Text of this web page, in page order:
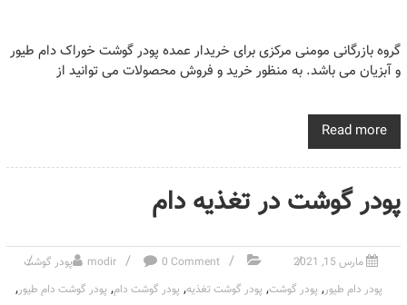
گروه بازرگانی مومنی مرکزی برای خریدار عمده پودر گوشت خوراک دام طیور
و آبزیان می باشد. به منظور خرید و فروش محصولات می توانید از
Read more
پودر گوشت در تغذیه دام
مارس 15, 2021 modir 0 Comment
پودر گوشت
پودر دام طیور, پودر گوشت, پودر گوشت تغذیه, پودر گوشت دام, پودر گوشت دام طیور,